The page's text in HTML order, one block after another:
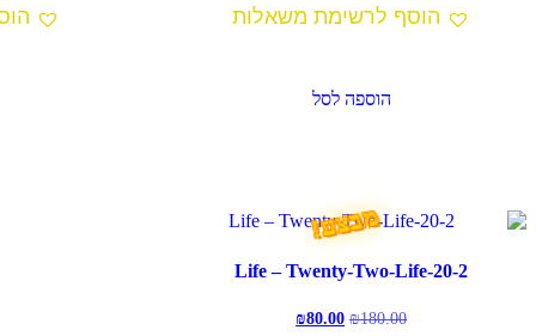
הוסף לרשימת משאלות
הוספה לסל
מבצע!
20-2-Life – Twenty-Two-Life
₪180.00
המחיר₪80.00 המחיר